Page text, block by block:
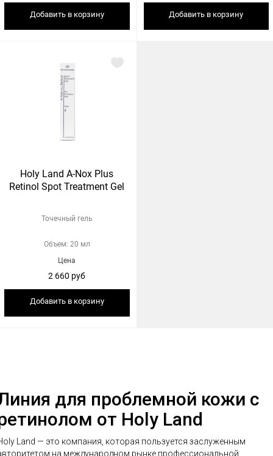
Добавить в корзину Добавить в корзину
Holy Land A-Nox Plus
Retinol Spot Treatment Gel
Точечный гель
Объем: 20 мл
Цена
2 660 руб
Добавить в корзину
для проблемной кожи с
от Holy Land
Land — это компания, которая пользуется заслуженным
на международном рынке профессиональной